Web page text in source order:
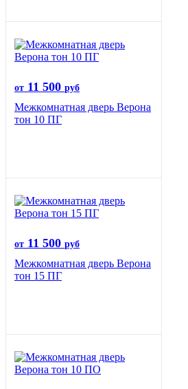
от 11 500 руб
Межкомнатная дверь Верона
тон 10 ПГ
от 11 500 руб
Межкомнатная дверь Верона
тон 15 ПГ